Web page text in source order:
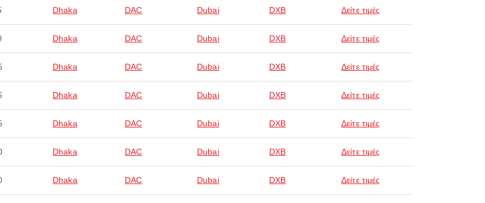
Dhaka DAC Dubai DXB Δείτε τιμές
Dhaka DAC Dubai DXB Δείτε τιμές
Dhaka DAC Dubai DXB Δείτε τιμές
Dhaka DAC Dubai DXB Δείτε τιμές
Dhaka DAC Dubai DXB Δείτε τιμές
Dhaka DAC Dubai DXB Δείτε τιμές
Dhaka DAC Dubai DXB Δείτε τιμές